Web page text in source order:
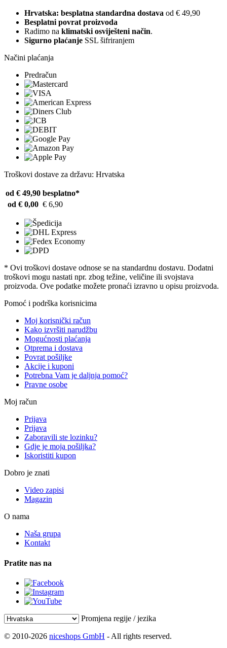
Hrvatska: besplatna standardna dostava od € 49,90
Besplatni povrat proizvoda
Radimo na klimatski osviješteni način.
Sigurno plaćanje SSL šifriranjem
Načini plaćanja
Predračun
Troškovi dostave za državu: Hrvatska
od € 49,90 besplatno*
od € 0,00 € 6,90
* Ovi troškovi dostave odnose se na standardnu ​​dostavu. Dodatni
troškovi mogu nastati npr. zbog težine, veličine ili svojstava
proizvoda. Ove podatke možete pronaći izravno u opisu proizvoda.
Pomoć i podrška korisnicima
Moj korisnički račun
Kako izvršiti narudžbu
Mogućnosti plaćanja
Otprema i dostava
Povrat pošiljke
Akcije i kuponi
Potrebna Vam je daljnja pomoć?
Pravne osobe
Moj račun
Prijava
Prijava
Zaboravili ste lozinku?
Gdje je moja pošiljka?
Iskoristiti kupon
Dobro je znati
Video zapisi
Magazin
O nama
Naša grupa
Kontakt
Pratite nas na
Promjena regije / jezika
© 2010-2026 niceshops GmbH - All rights reserved.